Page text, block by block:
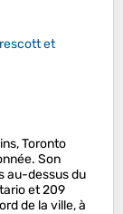
et
Toronto
Son
au-dessus du
et 209
de la ville, à